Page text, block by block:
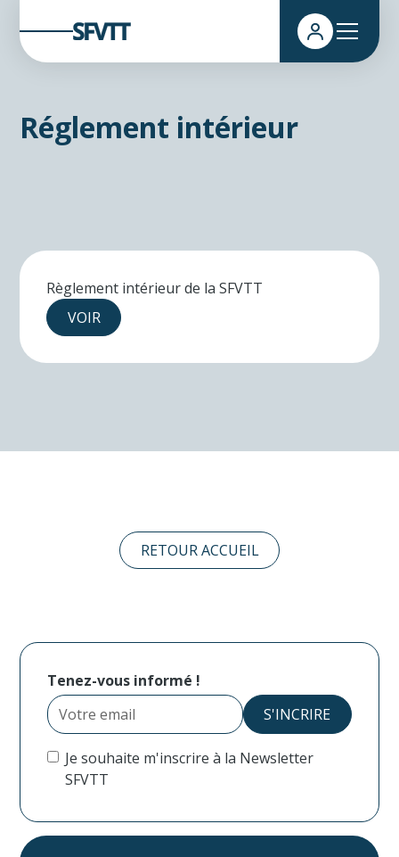
Réglement intérieur
Règlement intérieur de la SFVTT
VOIR
RETOUR ACCUEIL
Tenez-vous informé !
Je souhaite m'inscrire à la Newsletter
SFVTT